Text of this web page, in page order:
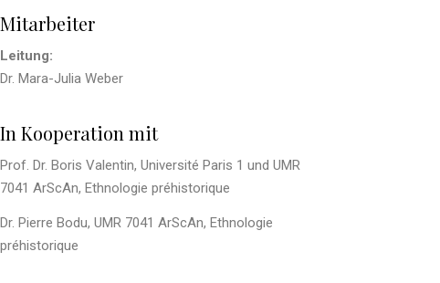
Mitarbeiter
Leitung:
Dr. Mara-Julia Weber
In Kooperation mit
Prof. Dr. Boris Valentin, Université Paris 1 und UMR
7041 ArScAn, Ethnologie préhistorique
Dr. Pierre Bodu, UMR 7041 ArScAn, Ethnologie
préhistorique